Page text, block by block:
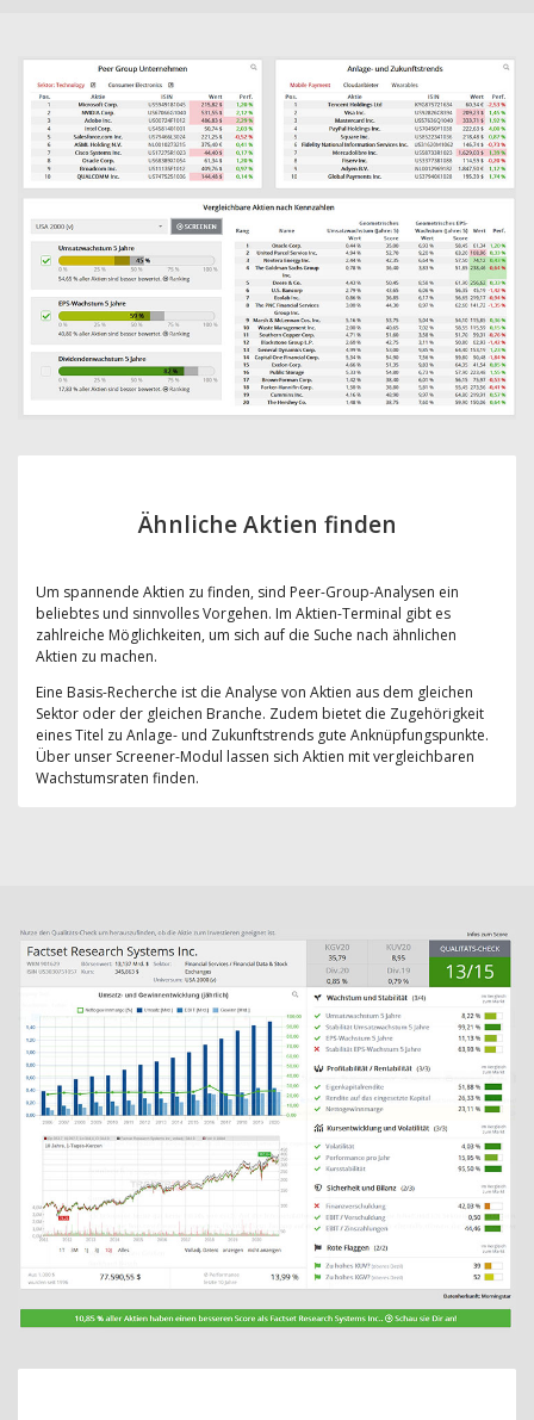
Ähnliche Aktien finden
Um spannende Aktien zu finden, sind Peer-Group-Analysen ein
beliebtes und sinnvolles Vorgehen. Im Aktien-Terminal gibt es
zahlreiche Möglichkeiten, um sich auf die Suche nach ähnlichen
Aktien zu machen.
Eine Basis-Recherche ist die Analyse von Aktien aus dem gleichen
Sektor oder der gleichen Branche. Zudem bietet die Zugehörigkeit
eines Titel zu Anlage- und Zukunftstrends gute Anknüpfungspunkte.
Über unser Screener-Modul lassen sich Aktien mit vergleichbaren
Wachstumsraten finden.